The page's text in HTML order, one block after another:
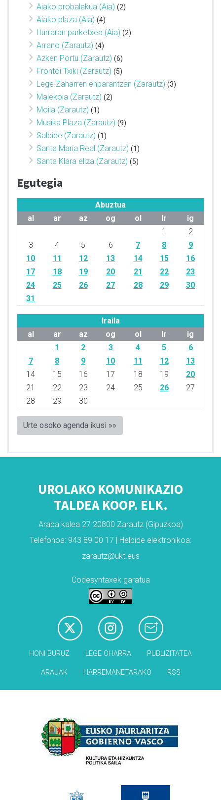
Aiako probalekua (Aia) (2)
Aiako plaza (Aia) (4)
Iturraran parketxea (Aia) (2)
Arrano (Zarautz) (4)
Azken Portu (Zarautz) (6)
Frontoi Txiki (Zarautz) (5)
Lege Zaharren enparantzan (Zarautz) (3)
Malekoia (Zarautz) (2)
Moila (Zarautz) (1)
Musika Plaza (Zarautz) (9)
Salbide (Zarautz) (1)
Santa Maria Real (Zarautz) (1)
Santa Klara eliza (Zarautz) (5)
Egutegia
Abuztua
al
ar az og ol lr
ig
1
2
3
4 5 6 7 8
9
10
11 12 13 14 15
16
17
18 19 20 21 22
23
24
25 26 27 28 29
30
31
Iraila
al
ar az og ol lr
ig
1
2 3 4 5
6
7
8 9 10 11 12
13
14
15 16 17 18 19
20
21
22 23 24 25 26
27
28
29 30
Urte osoko agenda ikusi »»
UROLAKO KOMUNIKAZIO
TALDEA KOOP. ELK.
Araba kalea 27 20800 Zarautz (Gipuzkoa)
Telefonoa: 943 89 00 17 | Helbide elektronikoa:
zarautz@ukt.eus
Codesyntaxek garatua
HONI BURUZ LEGE OHARRA PUBLIZITATEA
ARAUAK HARREMANETARAKO RSS